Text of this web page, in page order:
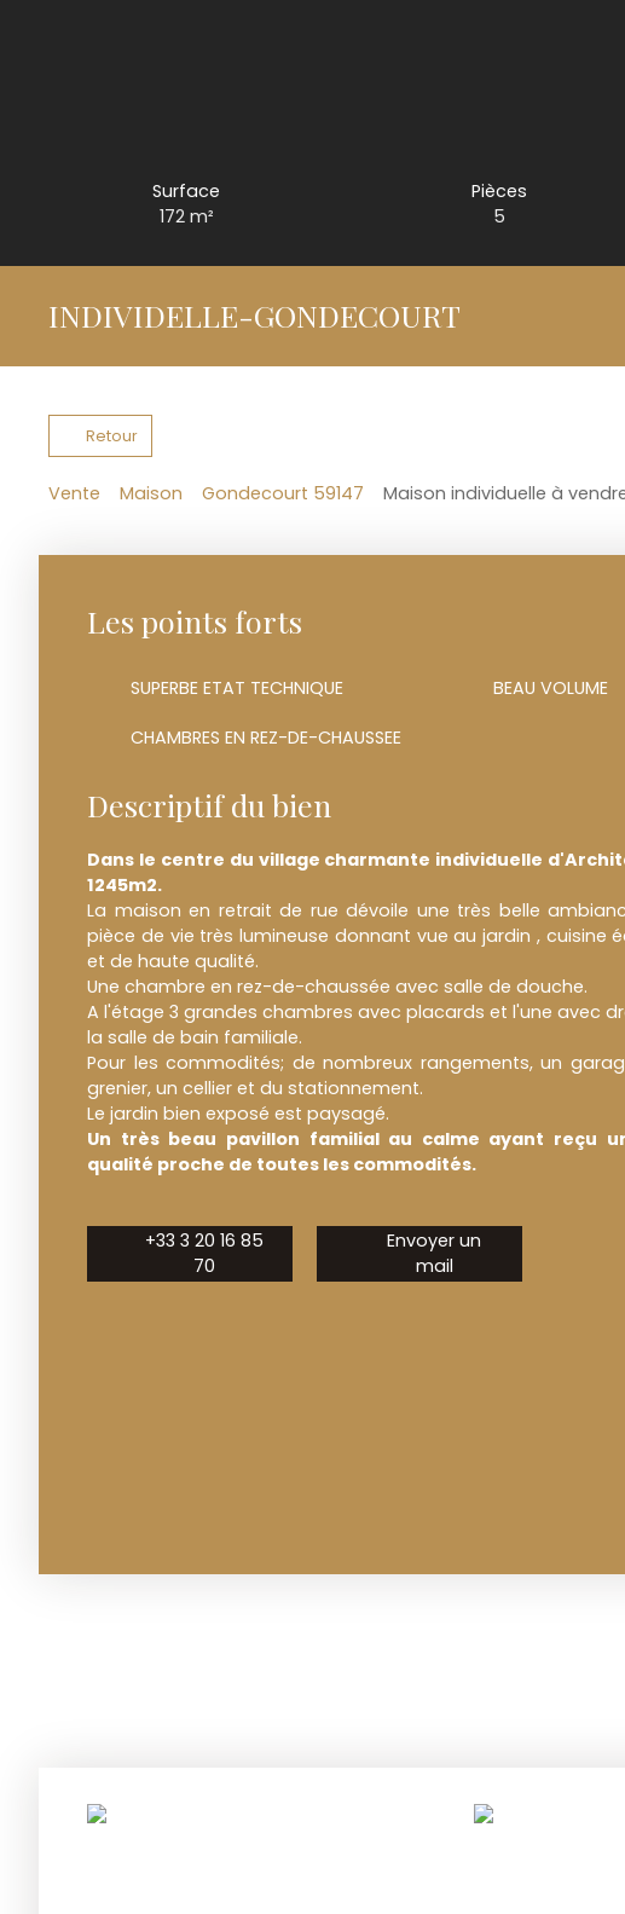
Surface
172 m²
Pièces
5
INDIVIDELLE-GONDECOURT
Retour
Vente Maison Gondecourt 59147 Maison individuelle à
Les points forts
SUPERBE ETAT TECHNIQUE BEAU VOLUME
CHAMBRES EN REZ-DE-CHAUSSEE
Descriptif du bien
Dans le centre du village charmante individuelle
1245m2.
La maison en retrait de rue dévoile une très belle
pièce de vie très lumineuse donnant vue au jardin , cuisine
et de haute qualité.
Une chambre en rez-de-chaussée avec salle de douche.
A l'étage 3 grandes chambres avec placards et l'une avec
la salle de bain familiale.
Pour les commodités; de nombreux rangements, un
grenier, un cellier et du stationnement.
Le jardin bien exposé est paysagé.
Un très beau pavillon familial au calme ayant reçu
qualité proche de toutes les commodités.
+33 3 20 16 85
70
Envoyer un
mail